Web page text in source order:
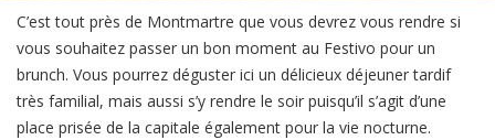
C’est tout près de Montmartre que vous devrez vous rendre si
vous souhaitez passer un bon moment au Festivo pour un
brunch. Vous pourrez déguster ici un délicieux déjeuner tardif
très familial, mais aussi s’y rendre le soir puisqu’il s’agit d’une
place prisée de la capitale également pour la vie nocturne.